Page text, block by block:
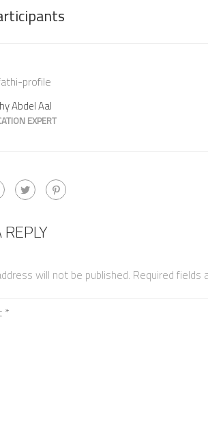
Abdel Aal
EXPERT
will not be published. Required fields